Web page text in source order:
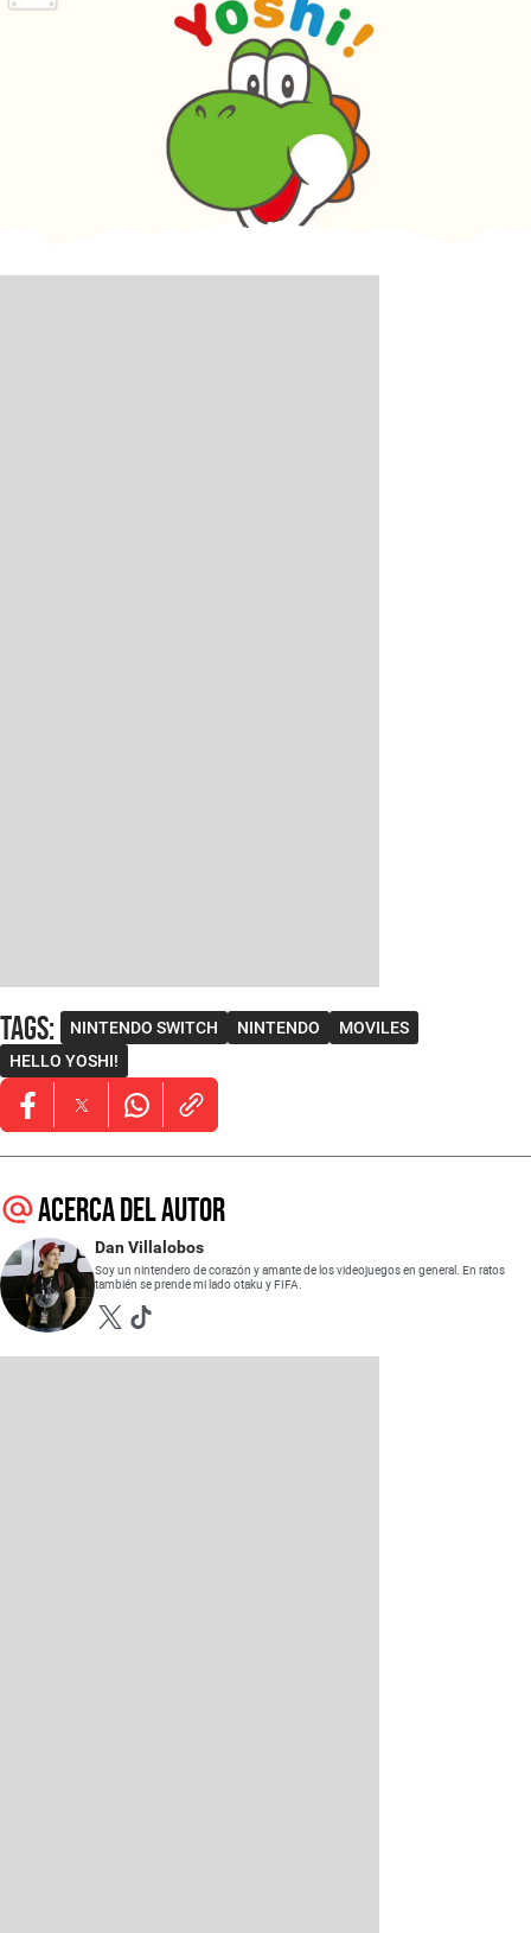
Tags: NINTENDO SWITCH NINTENDO
MOVILES
HELLO YOSHI!
Opens in new window
Opens in new window
Opens in new window
Acerca del autor
Dan Villalobos
Soy un nintendero de corazón y amante de los videojuegos en general. En ratos
también se prende mi lado otaku y FIFA.
Opens in new window
Opens in new window